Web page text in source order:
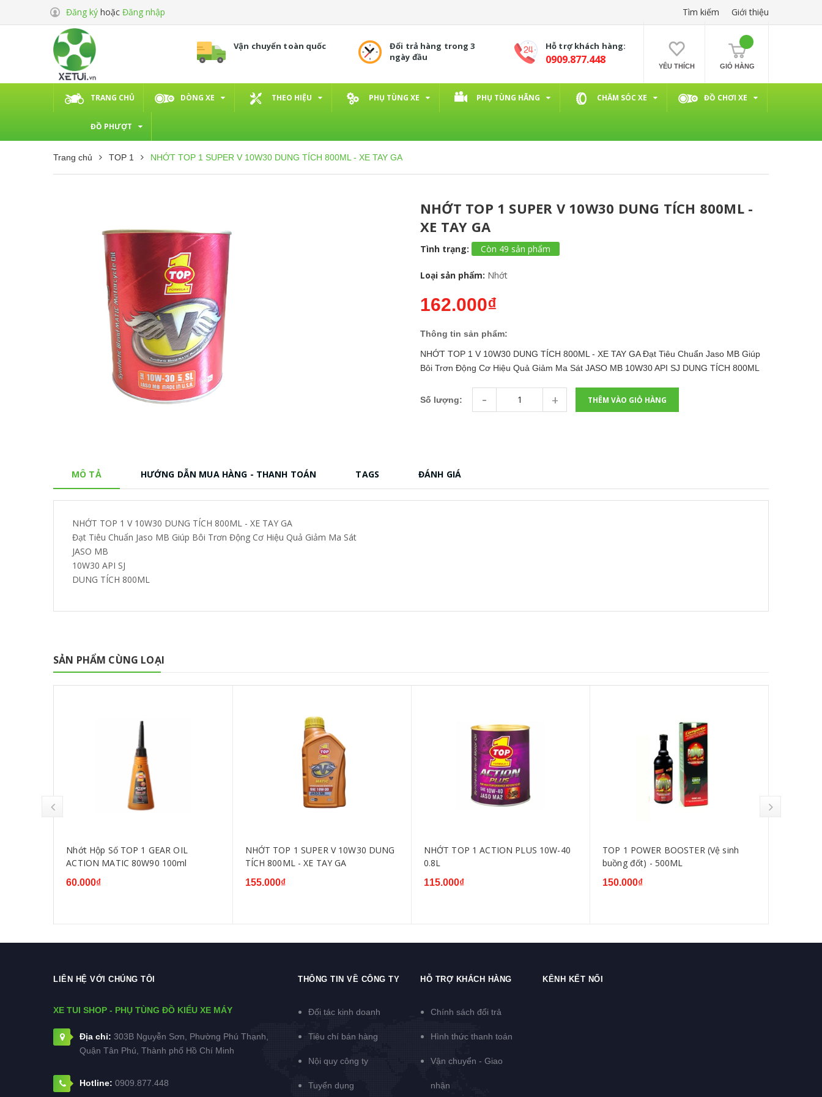
Đăng ký hoặc Đăng nhập Tìm kiếm Giới thiệu
Vận chuyển toàn quốc
Đổi trả hàng trong 3
ngày đầu
Hỗ trợ khách hàng:
0909.877.448 YÊU THÍCH GIỎ HÀNG
TRANG CHỦ DÒNG XE THEO HIỆU PHỤ TÙNG XE PHỤ TÙNG HÃNG CHĂM SÓC XE ĐỒ CHƠI XE
ĐỒ PHƯỢT
Trang chủ TOP 1 NHỚT TOP 1 SUPER V 10W30 DUNG TÍCH 800ML - XE TAY GA
NHỚT TOP 1 SUPER V 10W30 DUNG TÍCH 800ML -
XE TAY GA
Tình trạng: Còn 49 sản phẩm
Loại sản phẩm: Nhớt
162.000₫
Thông tin sản phẩm:
NHỚT TOP 1 V 10W30 DUNG TÍCH 800ML - XE TAY GA Đạt Tiêu Chuẩn Jaso MB Giúp
Bôi Trơn Động Cơ Hiệu Quả Giảm Ma Sát JASO MB 10W30 API SJ DUNG TÍCH 800ML
Số lượng: - + THÊM VÀO GIỎ HÀNG
MÔ TẢ HƯỚNG DẪN MUA HÀNG - THANH TOÁN TAGS ĐÁNH GIÁ
NHỚT TOP 1 V 10W30 DUNG TÍCH 800ML - XE TAY GA
Đạt Tiêu Chuẩn Jaso MB Giúp Bôi Trơn Động Cơ Hiệu Quả Giảm Ma Sát
JASO MB
10W30 API SJ
DUNG TÍCH 800ML
SẢN PHẨM CÙNG LOẠI
Nhớt Hộp Số TOP 1 GEAR OIL
ACTION MATIC 80W90 100ml
60.000₫
NHỚT TOP 1 SUPER V 10W30 DUNG
TÍCH 800ML - XE TAY GA
155.000₫
NHỚT TOP 1 ACTION PLUS 10W-40
0.8L
115.000₫
TOP 1 POWER BOOSTER (Vệ sinh
buồng đốt) - 500ML
150.000₫
LIÊN HỆ VỚI CHÚNG TÔI
XE TUI SHOP - PHỤ TÙNG ĐỒ KIỂU XE MÁY
Địa chỉ: 303B Nguyễn Sơn, Phường Phú Thạnh,
Quận Tân Phú, Thành phố Hồ Chí Minh
Hotline: 0909.877.448
THÔNG TIN VỀ CÔNG TY
Đối tác kinh doanh
Tiêu chí bán hàng
Nội quy công ty
Tuyển dụng
HỖ TRỢ KHÁCH HÀNG
Chính sách đổi trả
Hình thức thanh toán
Vận chuyển - Giao
nhận
KÊNH KẾT NỐI